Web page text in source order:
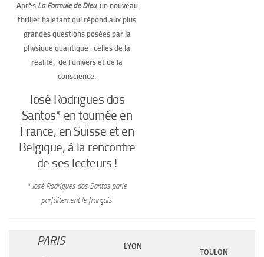
Après La Formule de Dieu, un nouveau
thriller haletant qui répond aux plus
grandes questions posées par la
physique quantique : celles de la
réalité, de l’univers et de la
conscience.
José Rodrigues dos
Santos* en tournée en
France, en Suisse et en
Belgique, à la rencontre
de ses lecteurs !
* José Rodrigues dos Santos parle
parfaitement le français.
PARIS LYON
TOULON